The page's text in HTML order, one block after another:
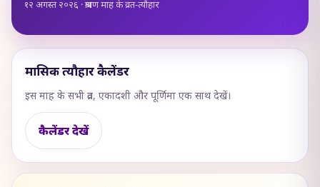
१२ अगस्त २०२६ · श्रावण माह के व्रत-त्यौहार
मासिक त्यौहार कैलेंडर
इस माह के सभी व्रत, एकादशी और पूर्णिमा एक साथ देखें।
कैलेंडर देखें